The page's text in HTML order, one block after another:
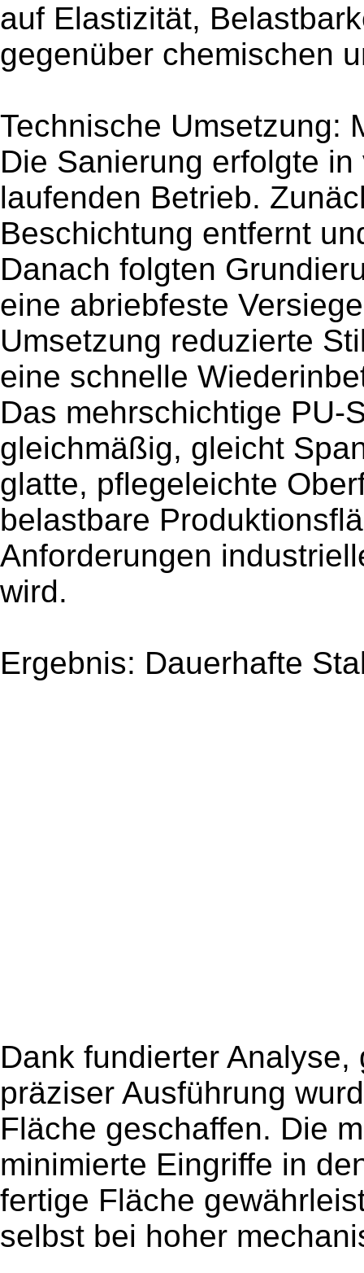
auf Elastizität,
gegenüber chemischen
Technische Umsetzung:
Die Sanierung erfolgte
laufenden Betrieb.
Beschichtung entfernt
Danach folgten
eine abriebfeste
Umsetzung reduzierte
eine schnelle
Das mehrschichtige PU-
gleichmäßig, gleicht
glatte, pflegeleichte
belastbare
Anforderungen
wird.
Ergebnis: Dauerhafte
Dank fundierter
präziser Ausführung
Fläche geschaffen. Die
minimierte Eingriffe in
fertige Fläche
selbst bei hoher